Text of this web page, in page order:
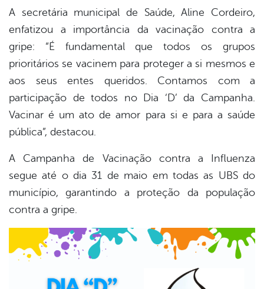
A secretária municipal de Saúde, Aline Cordeiro,
enfatizou a importância da vacinação contra a
gripe: “É fundamental que todos os grupos
prioritários se vacinem para proteger a si mesmos e
aos seus entes queridos. Contamos com a
participação de todos no Dia ‘D’ da Campanha.
Vacinar é um ato de amor para si e para a saúde
pública”, destacou.
A Campanha de Vacinação contra a Influenza
segue até o dia 31 de maio em todas as UBS do
município, garantindo a proteção da população
contra a gripe.